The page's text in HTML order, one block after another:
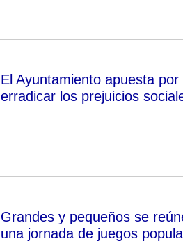
El Ayuntamiento apuesta
erradicar los prejuicios
Grandes y pequeños se
una jornada de juegos